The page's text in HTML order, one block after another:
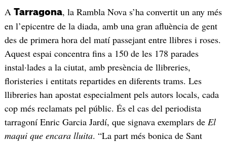
A Tarragona, la Rambla Nova s’ha convertit un any més
en l’epicentre de la diada, amb una gran afluència de gent
des de primera hora del matí passejant entre llibres i roses.
Aquest espai concentra fins a 150 de les 178 parades
instal·lades a la ciutat, amb presència de llibreries,
floristeries i entitats repartides en diferents trams. Les
llibreries han apostat especialment pels autors locals, cada
cop més reclamats pel públic. És el cas del periodista
tarragoní Enric Garcia Jardí, que signava exemplars de El
maqui que encara lluita. “La part més bonica de Sant